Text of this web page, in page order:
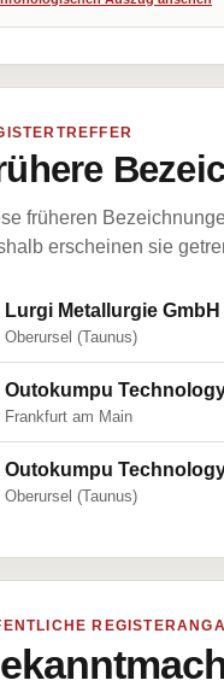
früheren
erscheinen sie
Lurgi Metallurgie GmbH
Oberursel (Taunus)
Outokumpu
Frankfurt am Main
Outokumpu
Oberursel (Taunus)